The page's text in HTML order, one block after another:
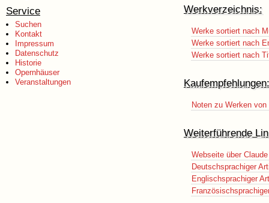
Service
Suchen
Kontakt
Impressum
Datenschutz
Historie
Opernhäuser
Veranstaltungen
Werkverzeichnis:
Werke sortiert nach
Werke sortiert nach
Werke sortiert nach
Kaufempfehlungen:
Noten zu Werken
Weiterführende
Webseite über
Deutschsprachiger
Englischsprachiger